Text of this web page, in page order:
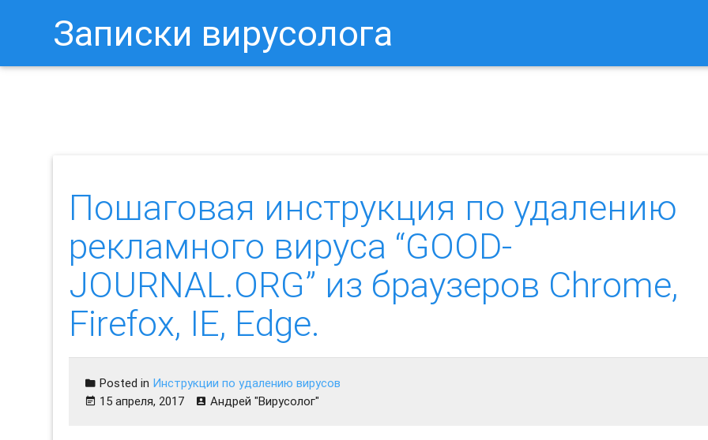
Записки вирусолога
Пошаговая инструкция по удалению
рекламного вируса “GOOD-
JOURNAL.ORG” из браузеров Chrome,
Firefox, IE, Edge.
Posted in Инструкции по удалению вирусов
15 апреля, 2017
Андрей "Вирусолог"